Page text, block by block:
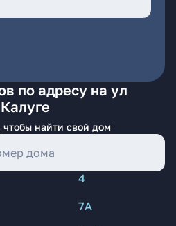
по адресу на ул
чтобы найти свой дом
4
7А